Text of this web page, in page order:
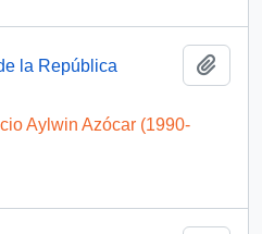
la República
Aylwin Azócar (1990-